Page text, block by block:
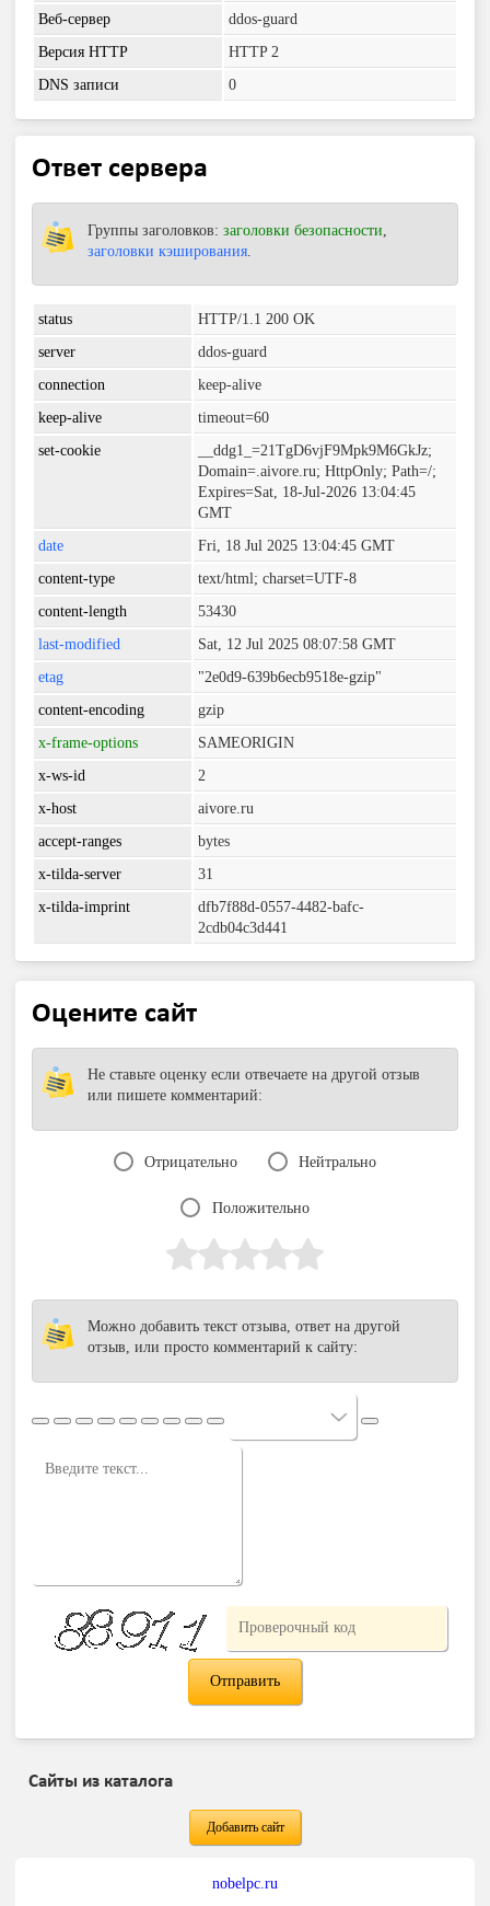
Веб-сервер
ddos-guard
Версия HTTP
HTTP 2
DNS записи
0
Ответ сервера
Группы заголовков:заголовки безопасности
заголовки кэширования
status
HTTP/1.1 200 OK
server
ddos-guard
connection
keep-alive
keep-alive
timeout=60
set-cookie
__ddg1_=21TgD6vjF9Mpk9M6GkJz;
Domain=.aivore.ru; HttpOnly; Path=/;
Expires=Sat, 18-Jul-2026 13:04:45
GMT
date
Fri, 18 Jul 2025 13:04:45 GMT
content-type
text/html; charset=UTF-8
content-length
53430
last-modified
Sat, 12 Jul 2025 08:07:58 GMT
etag
"2e0d9-639b6ecb9518e-gzip"
content-encoding
gzip
x-frame-options
SAMEORIGIN
x-ws-id
2
x-host
aivore.ru
accept-ranges
bytes
x-tilda-server
31
x-tilda-imprint
dfb7f88d-0557-4482-bafc-
2cdb04c3d441
Оцените сайт
Не ставьте оценку если отвечаете на другой отзыв
или пишете комментарий:
Отрицательно Нейтрально
Положительно
Можно добавить текст отзыва, ответ на другой
отзыв, или просто комментарий к сайту:
Сайты из каталога
Добавить сайт
nobelpc.ru